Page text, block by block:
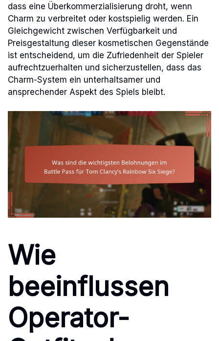
dass eine Überkommerzialisierung droht, wenn
Charm zu verbreitet oder kostspielig werden. Ein
Gleichgewicht zwischen Verfügbarkeit und
Preisgestaltung dieser kosmetischen Gegenstände
ist entscheidend, um die Zufriedenheit der Spieler
aufrechtzuerhalten und sicherzustellen, dass das
Charm-System ein unterhaltsamer und
ansprechender Aspekt des Spiels bleibt.
Wie
beeinflussen
Operator-